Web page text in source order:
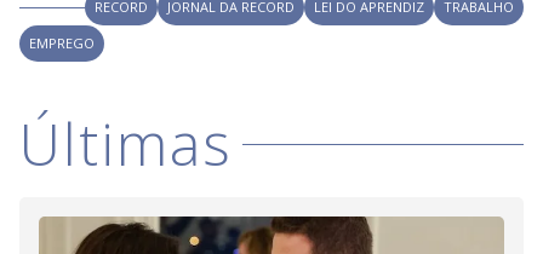
V
d
RECORD JORNAL DA RECORD LEI DO APRENDIZ
TRABALHO
EMPREGO
Últimas